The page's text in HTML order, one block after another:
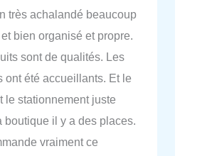
très achalandé beaucoup
bien organisé et propre.
sont de qualités. Les
ont été accueillants. Et le
le stationnement juste
boutique il y a des places.
vraiment ce